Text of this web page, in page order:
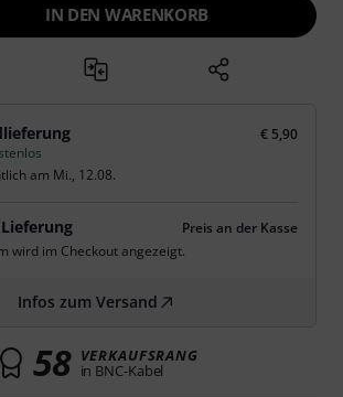
IN DEN WARENKORB
€ 5,90
am Mi., 12.08.
Preis an der Kasse
wird im Checkout angezeigt.
Infos zum Versand
58 VERKAUFSRANG
in BNC-Kabel